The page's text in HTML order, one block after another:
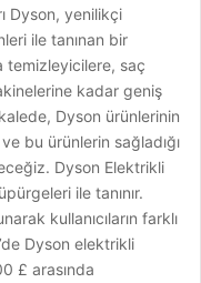
Dyson, yenilikçi
ile tanınan bir
temizleyicilere, saç
kadar geniş
Dyson ürünlerinin
bu ürünlerin sağladığı
Dyson Elektrikli
ile tanınır.
kullanıcıların farklı
Dyson elektrikli
£ arasında